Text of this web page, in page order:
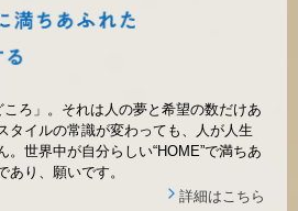
がい福祉施設
・賃貸経営をご検討の方
経営を目指すオーナー様まで、賃貸経
ム
フォームをご検討の方
ころ」。それは人の夢と希望の数だけあ
タイルの常識が変わっても、人が人生
。世界中が自分らしい“HOME”で満ちあ
り、願いです。
詳細はこちら